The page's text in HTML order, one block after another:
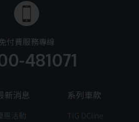
付費服務專線
481071
新消息
惠活動
系列車款
TIG DCline